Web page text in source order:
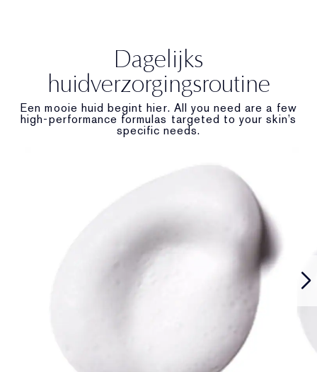
Dagelijks
huidverzorgingsroutine
Een mooie huid begint hier. All you need are a few
high-performance formulas targeted to your skin’s
specific needs.